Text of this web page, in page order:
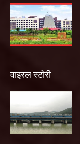
वाइरल स्टोरी